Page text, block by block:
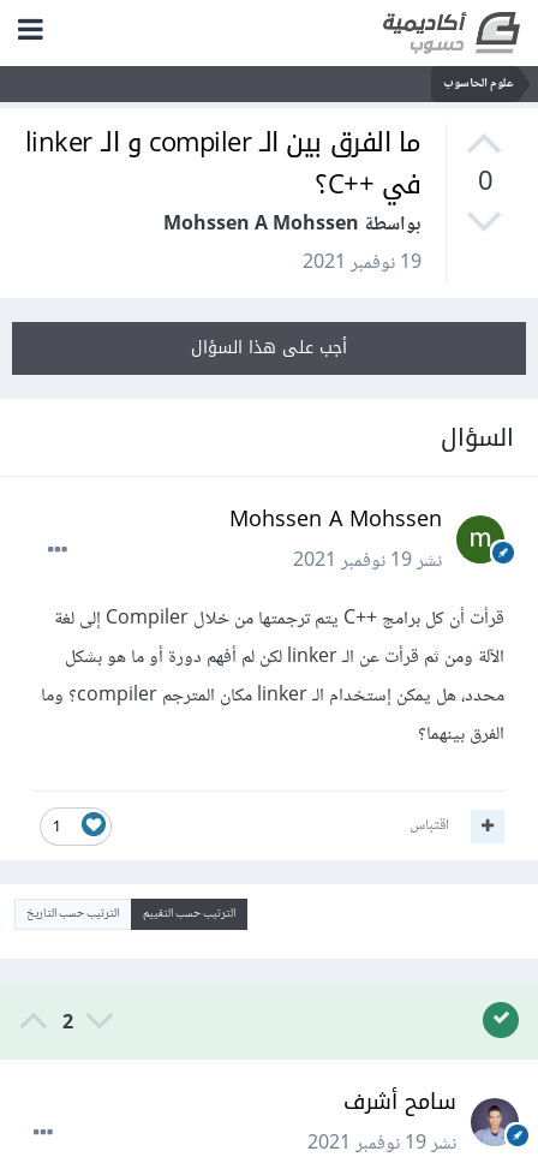
علوم الحاسوب
0
ما الفرق بين الـ compiler و الـ linker
في ++C؟
بواسطة Mohssen A Mohssen
19 نوفمبر 2021
أجب على هذا السؤال
السؤال
Mohssen A Mohssen
نشر19 نوفمبر 2021
قرأت أن كل برامج ++C يتم ترجمتها من خلال Compiler إلى لغة
الآلة ومن ثم قرأت عن الـ linker لكن لم أفهم دورة أو ما هو بشكل
محدد، هل يمكن إستخدام الـ linker مكان المترجم compiler؟ وما
الفرق بينهما؟
1 اقتباس
الترتيب حسب التقييم الترتيب حسب التاريخ
2
سامح أشرف
نشر19 نوفمبر 2021